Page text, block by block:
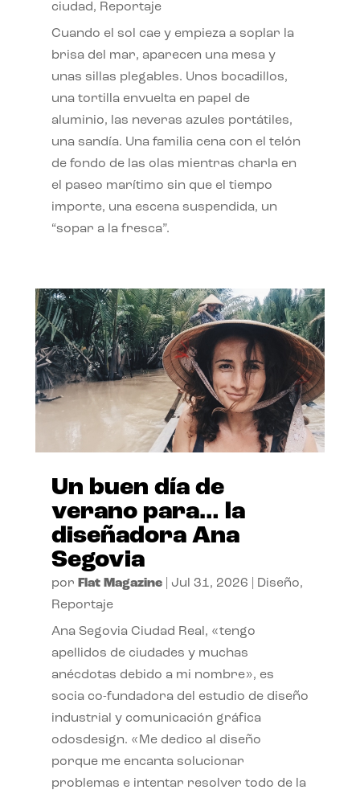
ciudad, Reportaje
Cuando el sol cae y empieza a soplar la
brisa del mar, aparecen una mesa y
unas sillas plegables. Unos bocadillos,
una tortilla envuelta en papel de
aluminio, las neveras azules portátiles,
una sandía. Una familia cena con el telón
de fondo de las olas mientras charla en
el paseo marítimo sin que el tiempo
importe, una escena suspendida, un
“sopar a la fresca”.
Un buen día de
verano para… la
diseñadora Ana
Segovia
por Flat Magazine| Jul 31, 2026 Diseño,
Reportaje
Ana Segovia Ciudad Real, «tengo
apellidos de ciudades y muchas
anécdotas debido a mi nombre», es
socia co-fundadora del estudio de diseño
industrial y comunicación gráfica
odosdesign. «Me dedico al diseño
porque me encanta solucionar
problemas e intentar resolver todo de la